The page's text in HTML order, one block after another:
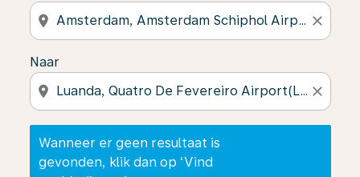
location_on close
Naar
location_on close
Wanneer er geen resultaat is
gevonden, klik dan op ‘Vind